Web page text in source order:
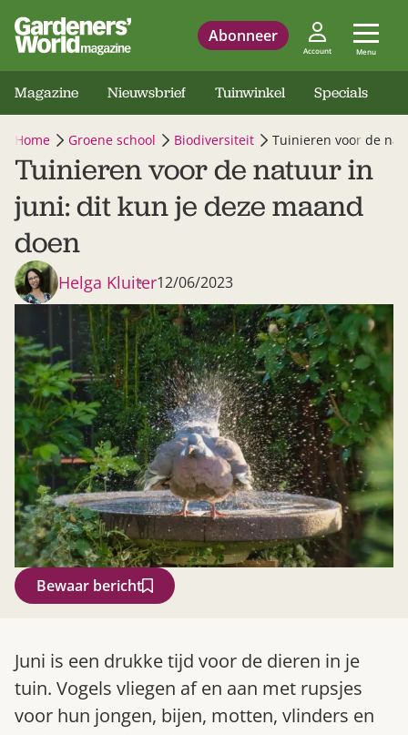
Abonneer
Account Menu
Magazine Nieuwsbrief Tuinwinkel Specials
Home Groene school Biodiversiteit Tuinieren voor de
Tuinieren voor de natuur in
juni: dit kun je deze maand
doen
Helga Kluiter12/06/2023
Bewaar bericht
Juni is een drukke tijd voor de dieren in je
tuin. Vogels vliegen af en aan met rupsjes
voor hun jongen, bijen, motten, vlinders en